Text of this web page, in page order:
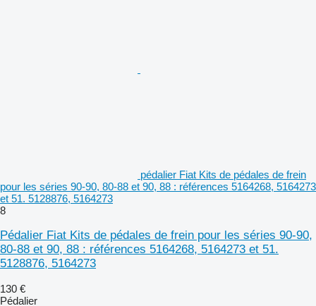
pédalier Fiat Kits de pédales de frein
pour les séries 90-90, 80-88 et 90, 88 : références 5164268, 5164273
et 51. 5128876, 5164273
8
Pédalier Fiat Kits de pédales de frein pour les séries 90-90,
80-88 et 90, 88 : références 5164268, 5164273 et 51.
5128876, 5164273
130 €
Pédalier